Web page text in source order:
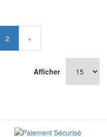
2 »
Afficher